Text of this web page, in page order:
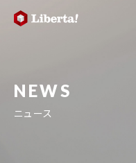
NEWS
ニュース